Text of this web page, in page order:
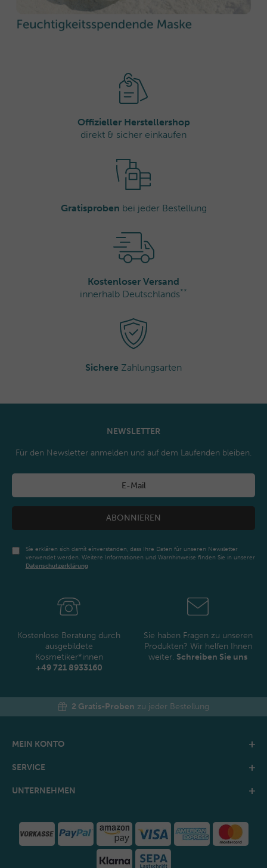
Offizieller Herstellershop
direkt & sicher einkaufen
Gratisproben bei jeder Bestellung
Kostenloser Versand
innerhalb Deutschlands**
Sichere Zahlungsarten
NEWSLETTER
Für den Newsletter anmelden und auf dem Laufenden bleiben.
ABONNIEREN
Sie erklären sich damit einverstanden, dass Ihre Daten für unseren Newsletter
verwendet werden. Weitere Informationen und Warnhinweise finden Sie in unserer
Daten­schutz­erklärung
Kostenlose Beratung durch
ausgebildete
Kosmetiker*innen
+49 721 8933160
Sie haben Fragen zu unseren
Produkten? Wir helfen Ihnen
weiter. Schreiben Sie uns
2 Gratis-Proben zu jeder Bestellung
MEIN KONTO
SERVICE
UNTERNEHMEN